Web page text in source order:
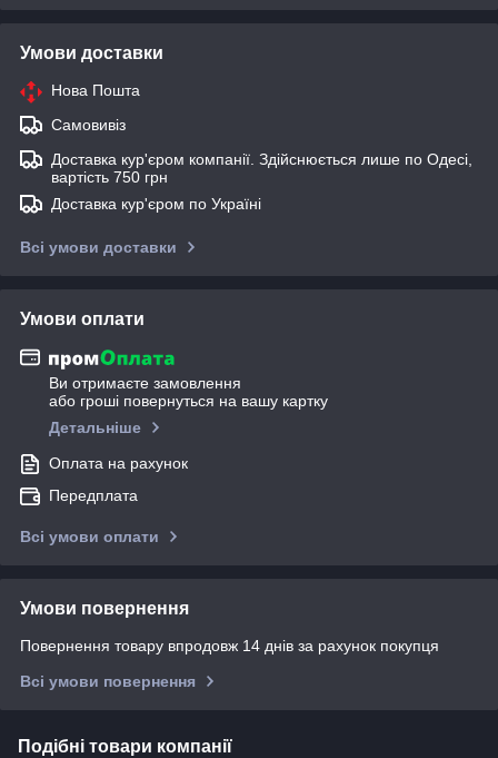
Умови доставки
Нова Пошта
Самовивіз
Доставка кур'єром компанії. Здійснюється лише по Одесі,
вартість 750 грн
Доставка кур'єром по Україні
Всі умови доставки
Умови оплати
Ви отримаєте замовлення
або гроші повернуться на вашу картку
Детальніше
Оплата на рахунок
Передплата
Всі умови оплати
Умови повернення
Повернення товару впродовж 14 днів за рахунок покупця
Всі умови повернення
Подібні товари компанії